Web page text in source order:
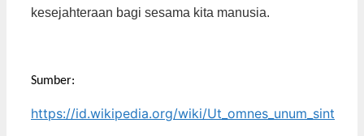
kesejahteraan bagi sesama kita manusia.
Sumber:
https://id.wikipedia.org/wiki/Ut_omnes_unum_sint